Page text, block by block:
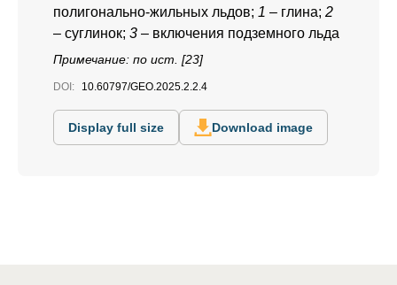
полигонально-жильных льдов; 1 – глина; 2
– суглинок; 3 – включения подземного льда
Примечание: по ист. [23]
DOI: 10.60797/GEO.2025.2.2.4
Display full size Download image